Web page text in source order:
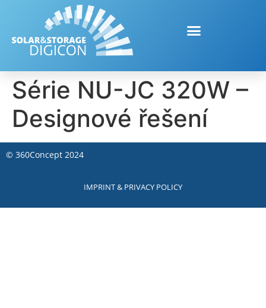
Série NU-JC 320W –
Designové řešení
© 360Concept 2024
IMPRINT & PRIVACY POLICY